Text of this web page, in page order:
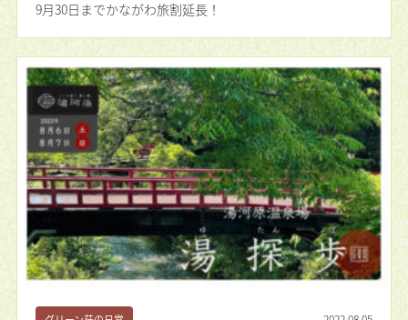
9月30日までかながわ旅割延長！